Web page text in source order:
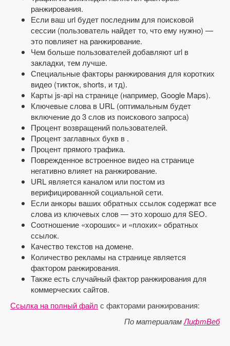
ранжирования.
Если ваш url будет последним для поисковой
сессии (пользователь найдет то, что ему нужно) —
это повлияет на ранжирование.
Чем больше пользователей добавляют url в
закладки, тем лучше.
Специальные факторы ранжирования для коротких
видео (тикток, shorts, и тд).
Карты js-api на странице (например, Google Maps).
Ключевые слова в URL (оптимальным будет
включение до 3 слов из поискового запроса)
Процент возвращений пользователей.
Процент заглавных букв в .
Процент прямого трафика.
Поврежденное встроенное видео на странице
негативно влияет на ранжирование.
URL является каналом или постом из
верифицированной социальной сети.
Если анкоры ваших обратных ссылок содержат все
слова из ключевых слов — это хорошо для SEO.
Соотношение «хороших» и «плохих» обратных
ссылок.
Качество текстов на домене.
Количество рекламы на странице является
фактором ранжирования.
Также есть случайный фактор ранжирования для
коммерческих сайтов.
Ссылка на полный файл с факторами ранжирования:
По материаламЛифтВеб